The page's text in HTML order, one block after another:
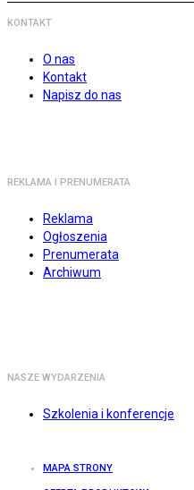
KONTAKT
O nas
Kontakt
Napisz do nas
REKLAMA I PRENUMERATA
Reklama
Ogłoszenia
Prenumerata
Archiwum
NASZE WYDARZENIA
Szkolenia i konferencje
MAPA STRONY